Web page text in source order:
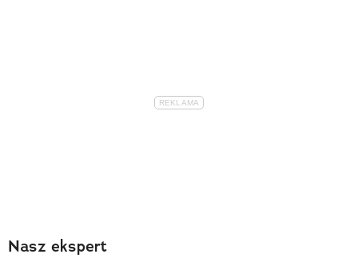
Nasz ekspert